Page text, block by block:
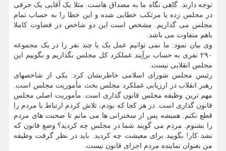
توجه دارند. گاهی نگاه ما به مصداق هاست. مثلا یک آقایی یک حرفی
در مجلس زده یا مرتکب خطایی شده و این خطا را به حساب تمام
مجلس می گذاریم. مشخص است این دو شاخص در قضاوت کاملا
باهم متفاوت می باشد.
وی بیان نمود: ما نمی توانیم عمل یک یا چند نفر را در یک مجموعه
۲۹۰ نفری به حساب برآِیند عملکرد کل مجلس بگذاریم و بگوییم این
مجلس انقلابی نیست.
رئیس مجلس شورای اسلامی خاطرنشان کرد: یکی از شاخصهای
رهبر انقلاب در ارزیابی عملکرد مجلس بحث مأموریت مجلس است.
مهم ترین وظیفه مجلس قانون گذاری است. مأموریت اصلی مجلس
قانون گذاری است. در هر کجا که بودم، تلاش کردم ارتباط با مردم را
قطع نکنم. همیشه پس از سخنرانی ها می مانم تا صحبت های مردم
را بشنوم. مردم می گویند شما در مجلس چه کردید؟ وضع قانون که
نشد کار! بگویید برای معیشت چه کردید. باید در نظر گرفت وظیفه
من بعنوان نماینده مردم اجرای قانون نیست.